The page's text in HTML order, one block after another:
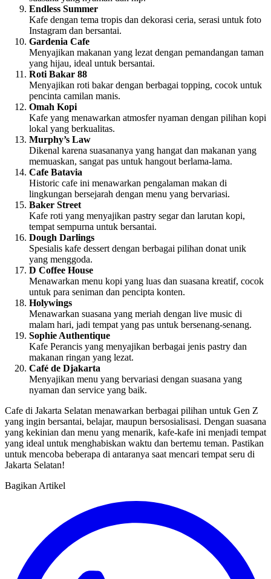
Endless Summer
Kafe dengan tema tropis dan dekorasi ceria, serasi untuk foto
Instagram dan bersantai.
Gardenia Cafe
Menyajikan makanan yang lezat dengan pemandangan taman
yang hijau, ideal untuk bersantai.
Roti Bakar 88
Menyajikan roti bakar dengan berbagai topping, cocok untuk
pencinta camilan manis.
Omah Kopi
Kafe yang menawarkan atmosfer nyaman dengan pilihan kopi
lokal yang berkualitas.
Murphy’s Law
Dikenal karena suasananya yang hangat dan makanan yang
memuaskan, sangat pas untuk hangout berlama-lama.
Cafe Batavia
Historic cafe ini menawarkan pengalaman makan di
lingkungan bersejarah dengan menu yang bervariasi.
Baker Street
Kafe roti yang menyajikan pastry segar dan larutan kopi,
tempat sempurna untuk bersantai.
Dough Darlings
Spesialis kafe dessert dengan berbagai pilihan donat unik
yang menggoda.
D Coffee House
Menawarkan menu kopi yang luas dan suasana kreatif, cocok
untuk para seniman dan pencipta konten.
Holywings
Menawarkan suasana yang meriah dengan live music di
malam hari, jadi tempat yang pas untuk bersenang-senang.
Sophie Authentique
Kafe Perancis yang menyajikan berbagai jenis pastry dan
makanan ringan yang lezat.
Café de Djakarta
Menyajikan menu yang bervariasi dengan suasana yang
nyaman dan service yang baik.
Cafe di Jakarta Selatan menawarkan berbagai pilihan untuk Gen Z
yang ingin bersantai, belajar, maupun bersosialisasi. Dengan suasana
yang kekinian dan menu yang menarik, kafe-kafe ini menjadi tempat
yang ideal untuk menghabiskan waktu dan bertemu teman. Pastikan
untuk mencoba beberapa di antaranya saat mencari tempat seru di
Jakarta Selatan!
Bagikan Artikel